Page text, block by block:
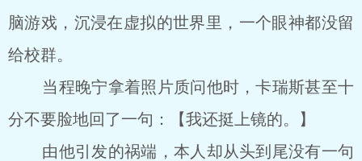
脑游戏，沉浸在虚拟的世界里，一个眼神都没留
给校群。
当程晚宁拿着照片质问他时，卡瑞斯甚至十
分不要脸地回了一句：【我还挺上镜的。】
由他引发的祸端，本人却从头到尾没有一句